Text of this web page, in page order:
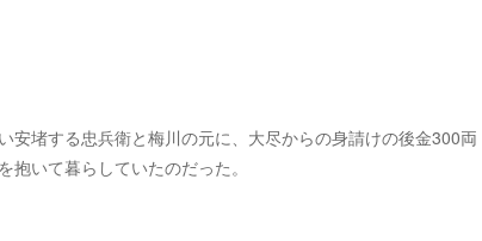
堵する忠兵衛と梅川の元に、大尽からの身請けの後金300両
いて暮らしていたのだった。